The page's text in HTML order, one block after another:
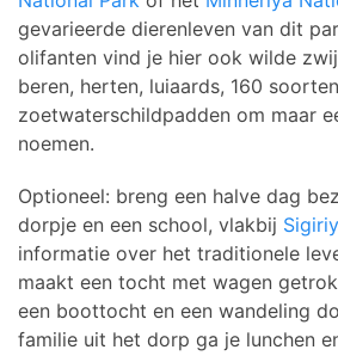
gevarieerde dierenleven van dit
olifanten vind je hier ook wilde
beren, herten, luiaards, 160
zoetwaterschildpadden om maar
noemen.
Optioneel: breng een halve dag
dorpje en een school, vlakbij
informatie over het traditionele
maakt een tocht met wagen
een boottocht en een wandeling
familie uit het dorp ga je lunchen